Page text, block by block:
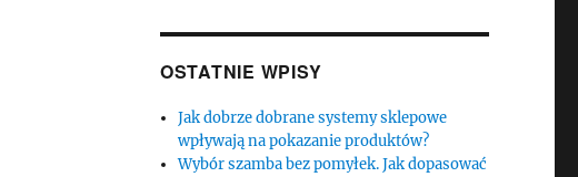
OSTATNIE WPISY
Jak dobrze dobrane systemy sklepowe
wpływają na pokazanie produktów?
Wybór szamba bez pomyłek. Jak dopasować